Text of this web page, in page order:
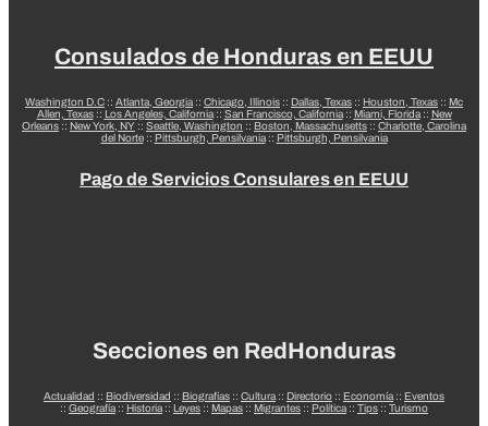
Consulados de Honduras en EEUU
Washington D.C :: Atlanta, Georgia :: Chicago, Illinois :: Dallas, Texas :: Houston, Texas :: Mc
Allen, Texas:: Los Angeles, California:: San Francisco, California:: Miami, Florida:: New
Orleans :: New York, NY :: Seattle, Washington :: Boston, Massachusetts :: Charlotte, Carolina
del Norte:: Pittsburgh, Pensilvania:: Pittsburgh, Pensilvania
Pago de Servicios Consulares en EEUU
Secciones en RedHonduras
Actualidad :: Biodiversidad :: Biografías :: Cultura:: Directorio :: Economía:: Eventos
:: Geografía:: Historia:: Leyes :: Mapas :: Migrantes :: Política:: Tips :: Turismo